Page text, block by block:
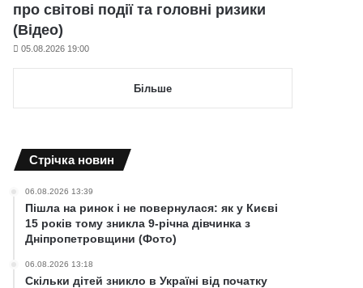
про світові події та головні ризики
(Відео)
05.08.2026 19:00
Більше
Cтрічка новин
06.08.2026 13:39
Пішла на ринок і не повернулася: як у Києві
15 років тому зникла 9-річна дівчинка з
Дніпропетровщини (Фото)
06.08.2026 13:18
Скільки дітей зникло в Україні від початку